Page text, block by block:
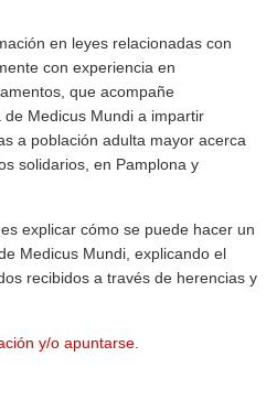
en leyes relacionadas con
con experiencia en
que acompañe
Medicus Mundi a impartir
a población adulta mayor acerca
solidarios, en Pamplona y
explicar cómo se puede hacer un
Medicus Mundi, explicando el
recibidos a través de herencias y
y/o apuntarse.